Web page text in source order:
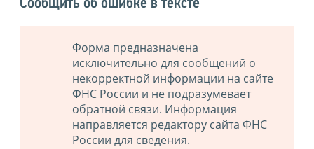
Сообщить об ошибке в тексте
Форма предназначена
исключительно для сообщений о
некорректной информации на сайте
ФНС России и не подразумевает
обратной связи. Информация
направляется редактору сайта ФНС
России для сведения.